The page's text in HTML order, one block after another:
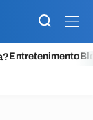
Entretenimento